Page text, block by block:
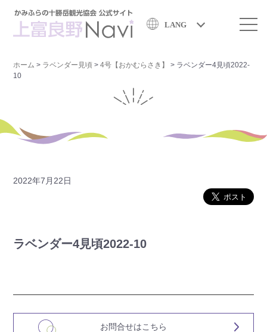
LANG
ホーム > ラベンダー見頃 >4号【おかむらさき】 > ラベンダー4見頃2022-
10
2022年7月22日
ラベンダー4見頃2022-10
お問合せはこちら